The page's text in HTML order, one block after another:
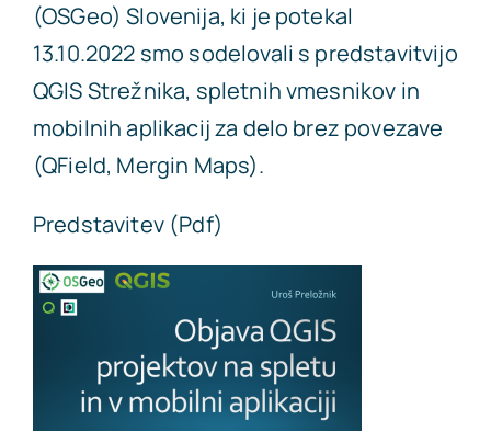
(OSGeo) Slovenija, ki je potekal
13.10.2022 smo sodelovali s predstavitvijo
QGIS Strežnika, spletnih vmesnikov in
mobilnih aplikacij za delo brez povezave
(QField, Mergin Maps).
Predstavitev (Pdf)